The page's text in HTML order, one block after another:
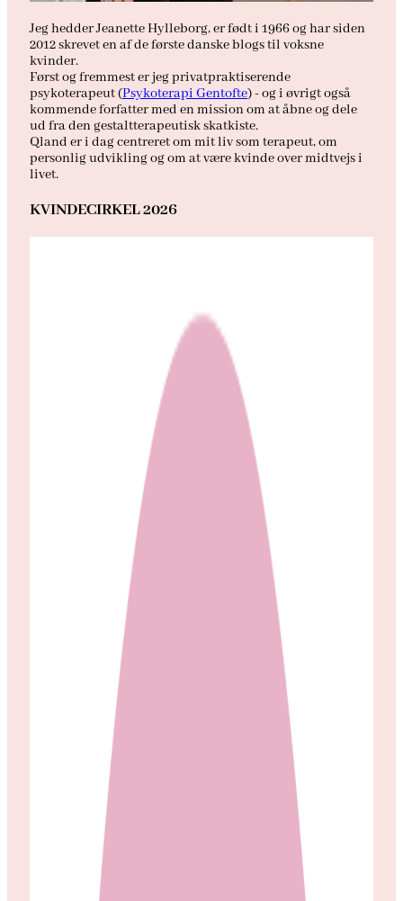
Jeg hedder Jeanette Hylleborg, er født i 1966 og har siden
2012 skrevet en af de første danske blogs til voksne
kvinder.
Først og fremmest er jeg privatpraktiserende
psykoterapeut (Psykoterapi Gentofte) - og i øvrigt også
kommende forfatter med en mission om at åbne og dele
ud fra den gestaltterapeutisk skatkiste.
Qland er i dag centreret om mit liv som terapeut, om
personlig udvikling og om at være kvinde over midtvejs i
livet.
KVINDECIRKEL 2026